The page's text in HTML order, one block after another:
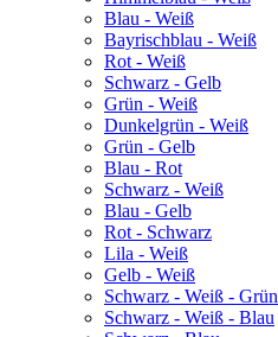
Blau - Weiß
Bayrischblau - Weiß
Rot - Weiß
Schwarz - Gelb
Grün - Weiß
Dunkelgrün - Weiß
Grün - Gelb
Blau - Rot
Schwarz - Weiß
Blau - Gelb
Rot - Schwarz
Lila - Weiß
Gelb - Weiß
Schwarz - Weiß - Grün
Schwarz - Weiß - Blau